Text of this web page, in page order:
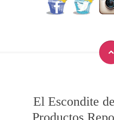
El Escondite